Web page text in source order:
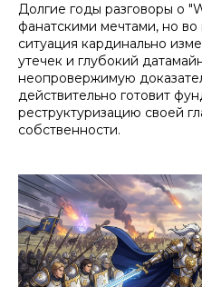
Долгие годы разговоры о
фанатскими мечтами, но во
ситуация кардинально
утечек и глубокий
неопровержимую
действительно готовит
реструктуризацию своей
собственности.